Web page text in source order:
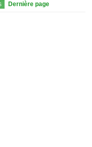
Dernière page